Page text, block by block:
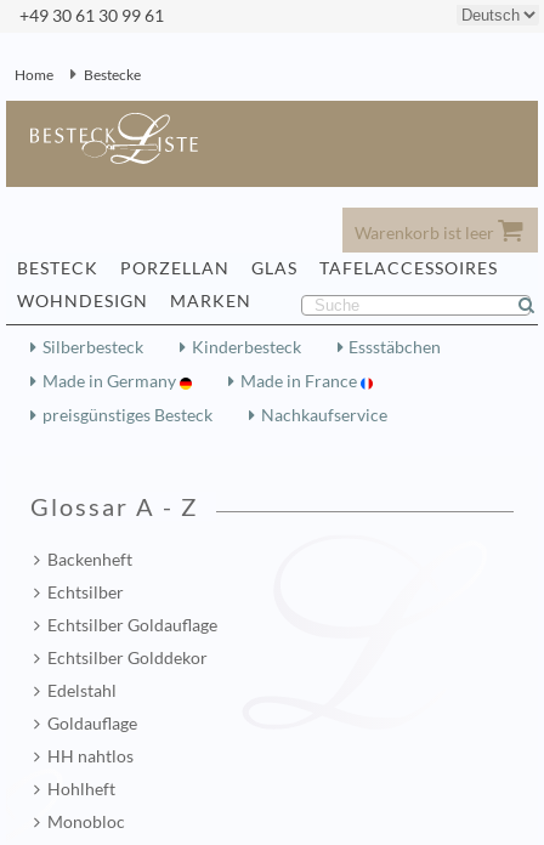
+49 30 61 30 99 61
Home Bestecke
Warenkorb ist leer
BESTECK
PORZELLAN GLAS
TAFELACCESSOIRES
WOHNDESIGN
MARKEN
Silberbesteck Kinderbesteck
Essstäbchen
Made in Germany
Made in France
preisgünstiges Besteck
Nachkaufservice
Glossar A - Z
Backenheft
Echtsilber
Echtsilber Goldauflage
Echtsilber Golddekor
Edelstahl
Goldauflage
HH nahtlos
Hohlheft
Monobloc